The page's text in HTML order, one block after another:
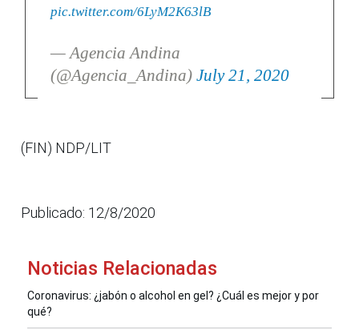
pic.twitter.com/6LyM2K63lB
— Agencia Andina
(@Agencia_Andina) July 21, 2020
(FIN) NDP/LIT
Publicado: 12/8/2020
Noticias Relacionadas
Coronavirus: ¿jabón o alcohol en gel? ¿Cuál es mejor y por
qué?